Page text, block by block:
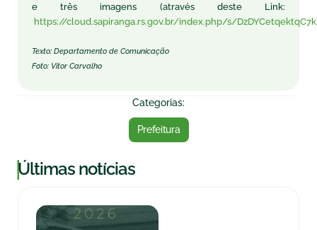
e três imagens (através deste Link:
https://cloud.sapiranga.rs.gov.br/index.php/s/
Texto: Departamento de Comunicação
Foto: Vitor Carvalho
Categorias:
Prefeitura
|Últimas notícias